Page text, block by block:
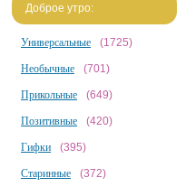
Доброе утро:
Универсальные (1725)
Необычные (701)
Прикольные (649)
Позитивные (420)
Гифки (395)
Старинные (372)